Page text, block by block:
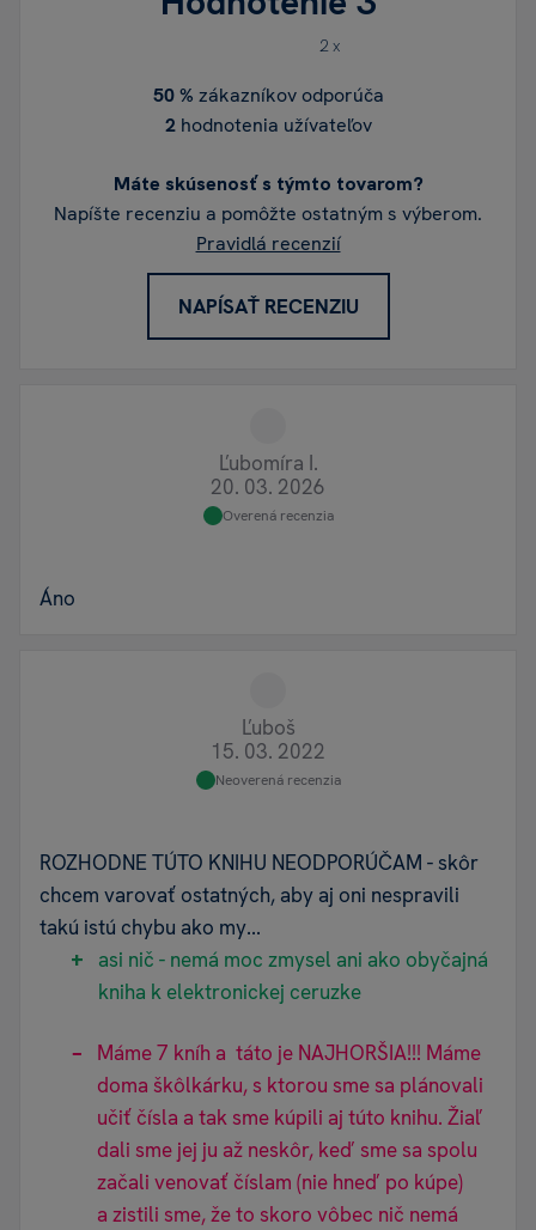
2 x
50 % zákazníkov odporúča
2hodnotenia užívateľov
Máte skúsenosť s týmto tovarom?
Napíšte recenziu a pomôžte ostatným s výberom.
Pravidlá recenzií
NAPÍSAŤ RECENZIU
Ľubomíra I.
20. 03. 2026
Overená recenzia
Áno
Ľuboš
15. 03. 2022
Neoverená recenzia
ROZHODNE TÚTO KNIHU NEODPORÚČAM - skôr
chcem varovať ostatných, aby aj oni nespravili
takú istú chybu ako my...
asi nič - nemá moc zmysel ani ako obyčajná
kniha k elektronickej ceruzke
Máme 7 kníh a táto je NAJHORŠIA!!! Máme
doma škôlkárku, s ktorou sme sa plánovali
učiť čísla a tak sme kúpili aj túto knihu. Žiaľ
dali sme jej ju až neskôr, keď sme sa spolu
začali venovať číslam (nie hneď po kúpe)
a zistili sme, že to skoro vôbec nič nemá